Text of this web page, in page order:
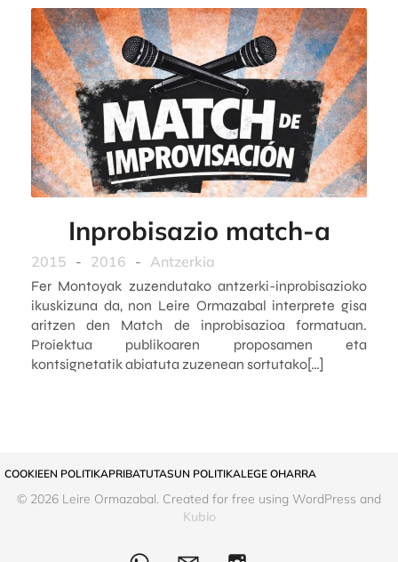
Inprobisazio match-a
2015 - 2016 - Antzerkia
Fer Montoyak zuzendutako antzerki-inprobisazioko
ikuskizuna da, non Leire Ormazabal interprete gisa
aritzen den Match de inprobisazioa formatuan.
Proiektua publikoaren proposamen eta
kontsignetatik abiatuta zuzenean sortutako[…]
COOKIEEN POLITIKAPRIBATUTASUN POLITIKALEGE OHARRA
© 2026 Leire Ormazabal. Created for free using WordPress and
Kubio